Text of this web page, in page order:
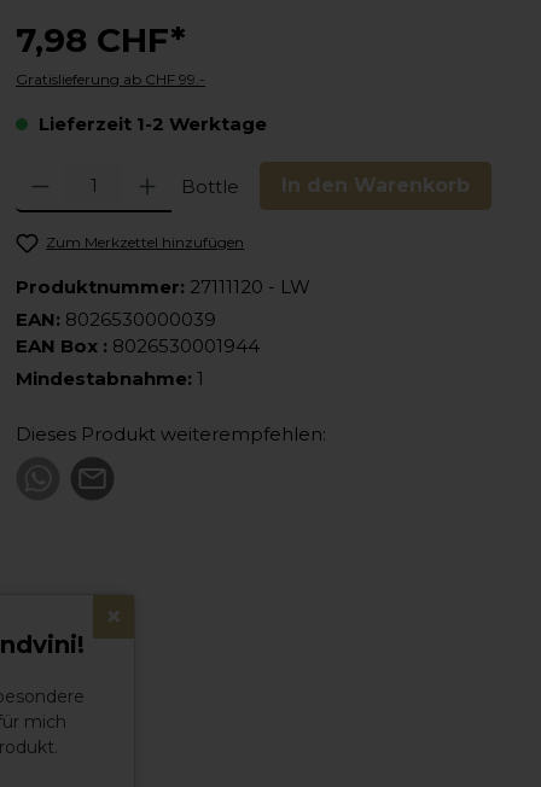
7,98 CHF*
Gratislieferung ab CHF 99.-
Lieferzeit 1-2 Werktage
Bottle In den Warenkorb
Zum Merkzettel hinzufügen
Produktnummer: 27111120 - LW
EAN: 8026530000039
EAN Box : 8026530001944
Mindestabnahme: 1
Dieses Produkt weiterempfehlen:
×
mich